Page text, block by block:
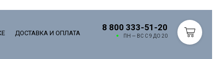
ДОСТАВКА И ОПЛАТА
8 800 333-51-20
ПН — ВС С 9 ДО 20